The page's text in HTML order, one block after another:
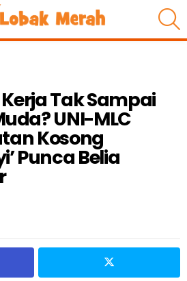
Tak Sampai
UNI-MLC
Kosong
Punca Belia